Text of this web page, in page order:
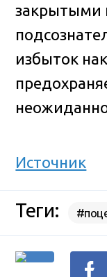
закрытыми
избыток
Источник
Теги: